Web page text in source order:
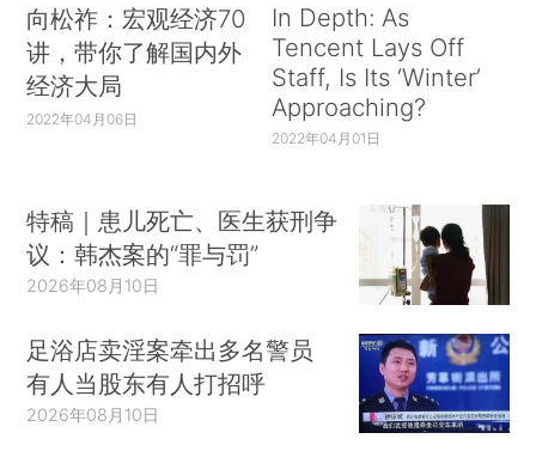
向松祚：宏观经济70
讲，带你了解国内外
经济大局
2022年04月06日
In Depth: As
Tencent Lays Off
Staff, Is Its ‘Winter’
Approaching?
2022年04月01日
特稿｜患儿死亡、医生获刑争
议：韩杰案的“罪与罚”
2026年08月10日
足浴店卖淫案牵出多名警员
有人当股东有人打招呼
2026年08月10日